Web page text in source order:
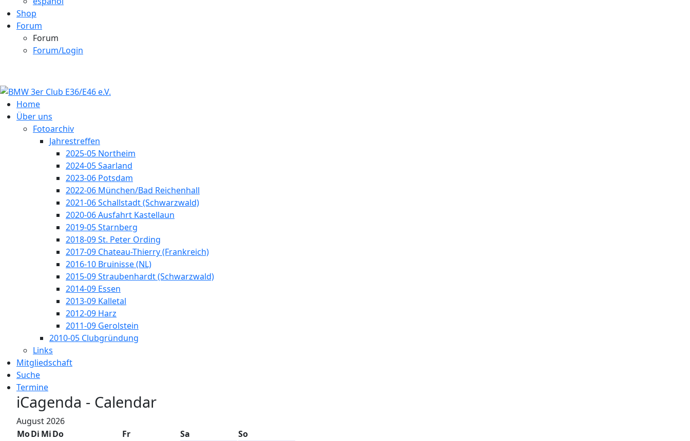
Shop
Forum
Forum
Forum/Login
Home
Über uns
Fotoarchiv
Jahrestreffen
2025-05 Northeim
2024-05 Saarland
2023-06 Potsdam
2022-06 München/Bad Reichenhall
2021-06 Schallstadt (Schwarzwald)
2020-06 Ausfahrt Kastellaun
2019-05 Starnberg
2018-09 St. Peter Ording
2017-09 Chateau-Thierry (Frankreich)
2016-10 Bruinisse (NL)
2015-09 Straubenhardt (Schwarzwald)
2014-09 Essen
2013-09 Kalletal
2012-09 Harz
2011-09 Gerolstein
2010-05 Clubgründung
Links
Mitgliedschaft
Suche
Termine
iCagenda - Calendar
August 2026
MoDi MiDo Fr Sa
So